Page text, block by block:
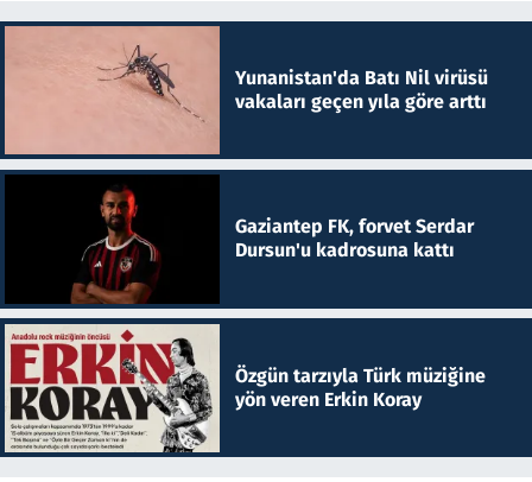
Yunanistan'da Batı Nil virüsü
vakaları geçen yıla göre arttı
Gaziantep FK, forvet Serdar
Dursun'u kadrosuna kattı
Özgün tarzıyla Türk müziğine
yön veren Erkin Koray